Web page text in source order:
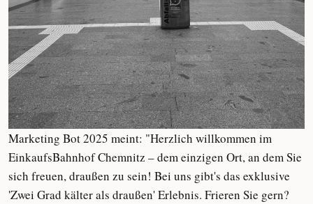
Marketing Bot 2025 meint: "Herzlich willkommen im
EinkaufsBahnhof Chemnitz – dem einzigen Ort, an dem Sie
sich freuen, draußen zu sein! Bei uns gibt's das exklusive
'Zwei Grad kälter als draußen' Erlebnis. Frieren Sie gern?